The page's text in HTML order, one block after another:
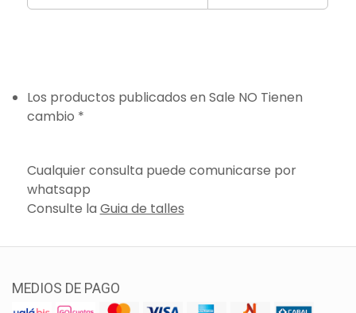
Los productos publicados en Sale NO Tienen
cambio *
Cualquier consulta puede comunicarse por
whatsapp
Consulte la Guia de talles
MEDIOS DE PAGO